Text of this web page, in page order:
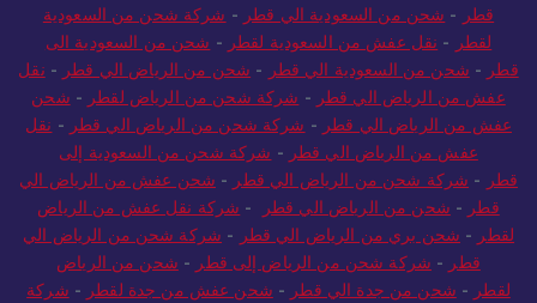
قطر - شحن من السعودية الي قطر - شركة شحن من السعودية
لقطر - نقل عفش من السعودية لقطر - شحن من السعودية الى
قطر - شحن من السعودية الي قطر - شحن من الرياض الي قطر - نقل
عفش من الرياض الي قطر - شركة شحن من الرياض لقطر - شحن
عفش من الرياض الي قطر - شركة شحن من الرياض الي قطر - نقل
عفش من الرياض الي قطر - شركة شحن من السعودية إلى
قطر - شركة شحن من الرياض الي قطر - شحن عفش من الرياض الي
قطر - شحن من الرياض الي قطر - شركة نقل عفش من الرياض
لقطر - شحن بري من الرياض الي قطر - شركة شحن من الرياض الي
قطر - شركة شحن من الرياض إلى قطر - شحن من الرياض
لقطر - شحن من جدة الي قطر - شحن عفش من جدة لقطر - شركة